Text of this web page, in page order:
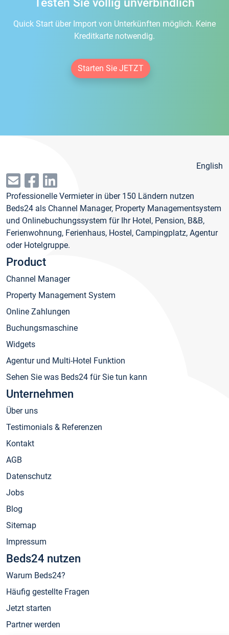
Quick Start über Import von Unterkünften möglich. Keine
Kreditkarte notwendig.
Starten Sie JETZT
English
Professionelle Vermieter in über 150 Ländern nutzen
Beds24 als Channel Manager, Property Managementsystem
und Onlinebuchungssystem für Ihr Hotel, Pension, B&B,
Ferienwohnung, Ferienhaus, Hostel, Campingplatz, Agentur
oder Hotelgruppe.
Product
Channel Manager
Property Management System
Online Zahlungen
Buchungsmaschine
Widgets
Agentur und Multi-Hotel Funktion
Sehen Sie was Beds24 für Sie tun kann
Unternehmen
Über uns
Testimonials & Referenzen
Kontakt
AGB
Datenschutz
Jobs
Blog
Sitemap
Impressum
Beds24 nutzen
Warum Beds24?
Häufig gestellte Fragen
Jetzt starten
Partner werden